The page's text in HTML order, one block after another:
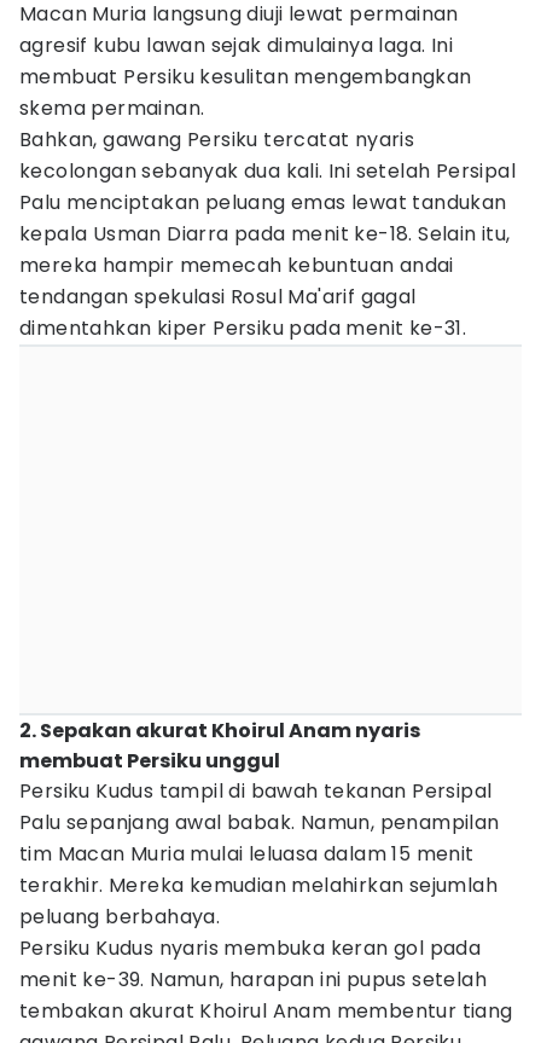
Macan Muria langsung diuji lewat permainan
agresif kubu lawan sejak dimulainya laga. Ini
membuat Persiku kesulitan mengembangkan
skema permainan.
Bahkan, gawang Persiku tercatat nyaris
kecolongan sebanyak dua kali. Ini setelah Persipal
Palu menciptakan peluang emas lewat tandukan
kepala Usman Diarra pada menit ke-18. Selain itu,
mereka hampir memecah kebuntuan andai
tendangan spekulasi Rosul Ma'arif gagal
dimentahkan kiper Persiku pada menit ke-31.
2. Sepakan akurat Khoirul Anam nyaris
membuat Persiku unggul
Persiku Kudus tampil di bawah tekanan Persipal
Palu sepanjang awal babak. Namun, penampilan
tim Macan Muria mulai leluasa dalam 15 menit
terakhir. Mereka kemudian melahirkan sejumlah
peluang berbahaya.
Persiku Kudus nyaris membuka keran gol pada
menit ke-39. Namun, harapan ini pupus setelah
tembakan akurat Khoirul Anam membentur tiang